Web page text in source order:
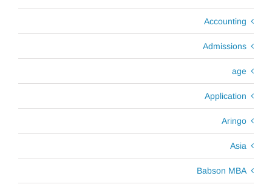
Accounting
Admissions
age
Application
Aringo
Asia
Babson MBA